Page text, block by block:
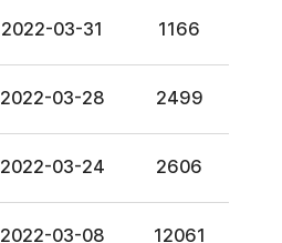
2022-03-31 1166
2022-03-28 2499
2022-03-24 2606
2022-03-08 12061